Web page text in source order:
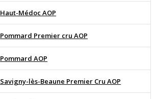
Haut-Médoc AOP
Pommard Premier cru AOP
Pommard AOP
Savigny-lès-Beaune Premier Cru AOP